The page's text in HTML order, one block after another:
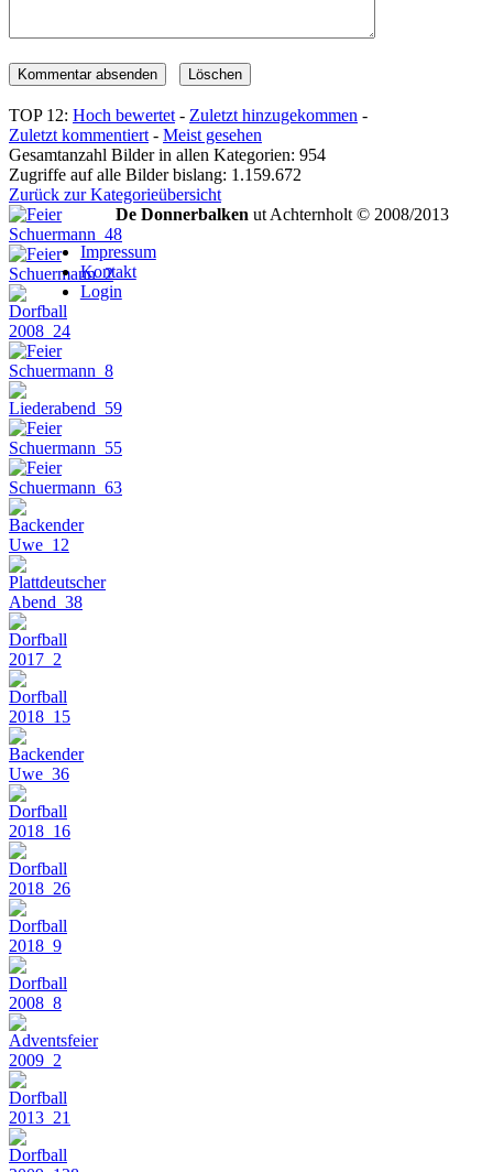
TOP 12: Hoch bewertet - Zuletzt hinzugekommen -
Zuletzt kommentiert - Meist gesehen
Gesamtanzahl Bilder in allen Kategorien: 954
Zugriffe auf alle Bilder bislang: 1.159.672
Zurück zur Kategorieübersicht
De Donnerbalken ut Achternholt © 2008/2013
Impressum
Kontakt
Login